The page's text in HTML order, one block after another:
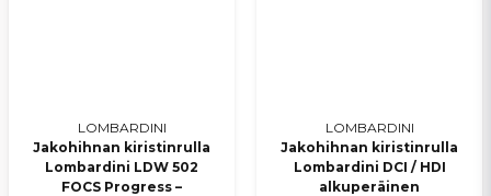
LOMBARDINI
Jakohihnan kiristinrulla
Lombardini LDW 502
FOCS Progress –
LOMBARDINI
Jakohihnan kiristinrulla
Lombardini DCI / HDI
alkuperäinen